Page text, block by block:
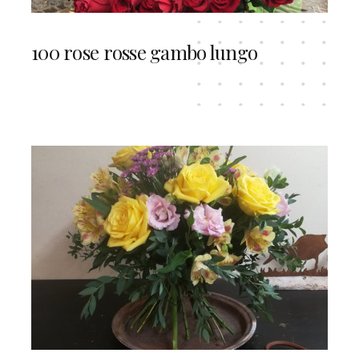
100 rose rosse gambo lungo